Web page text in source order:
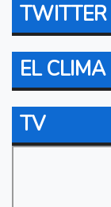
TWITTER
EL CLIMA
TV